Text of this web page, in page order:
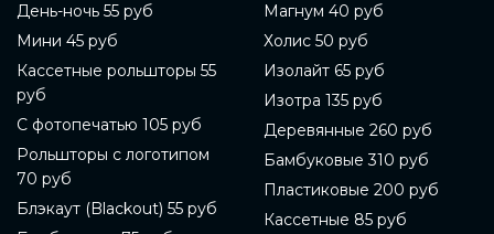
День-ночь 55 руб
Мини 45 руб
Кассетные рольшторы 55
руб
С фотопечатью 105 руб
Рольшторы с логотипом
70 руб
Блэкаут (Blackout) 55 руб
Магнум 40 руб
Холис 50 руб
Изолайт 65 руб
Изотра 135 руб
Деревянные 260 руб
Бамбуковые 310 руб
Пластиковые 200 руб
Кассетные 85 руб